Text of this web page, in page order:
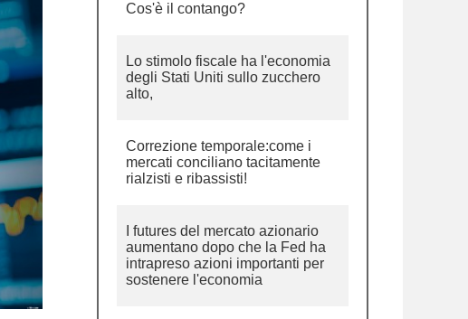
Cos'è il contango?
Lo stimolo fiscale ha l'economia
degli Stati Uniti sullo zucchero
alto,
Correzione temporale:come i
mercati conciliano tacitamente
rialzisti e ribassisti!
I futures del mercato azionario
aumentano dopo che la Fed ha
intrapreso azioni importanti per
sostenere l'economia